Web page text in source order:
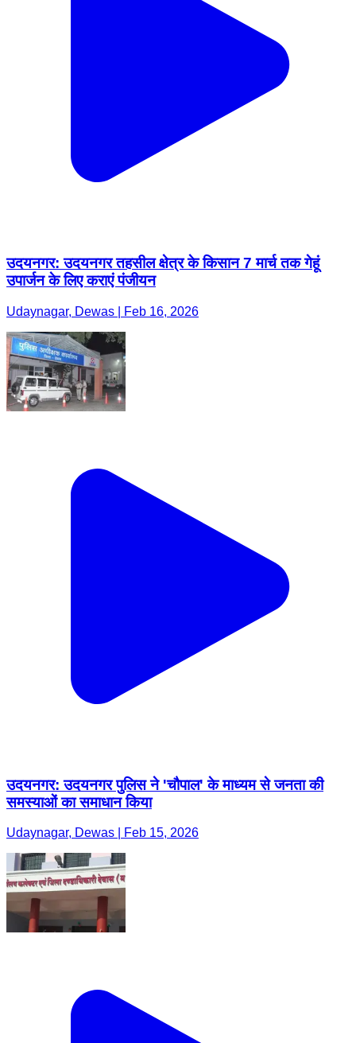
उदयनगर: उदयनगर तहसील क्षेत्र के किसान 7 मार्च तक गेहूं
उपार्जन के लिए कराएं पंजीयन
Udaynagar, Dewas | Feb 16, 2026
उदयनगर: उदयनगर पुलिस ने 'चौपाल' के माध्यम से जनता की
समस्याओं का समाधान किया
Udaynagar, Dewas | Feb 15, 2026